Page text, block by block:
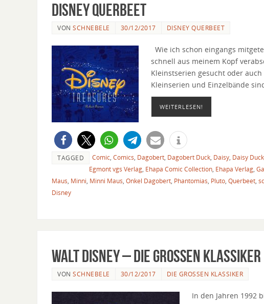
Disney Querbeet
VON SCHNEBELE 30/12/2017 DISNEY QUERBEET
Wie ich schon eingangs
schnell aus meinem Kopf
Kleinstserien gesucht oder
Kleinserien und Einzelbände
WEITERLESEN!
TAGGED Comic Comics Dagobert Dagobert Duck Daisy Daisy Duck
Egmont vgs Verlag Ehapa Comic Collection Ehapa Verlag
Maus Minni Minni Maus Onkel Dagobert Phantomias Pluto Querbeet
Disney
Walt Disney – Die großen Klassiker
VON SCHNEBELE 30/12/2017 DIE GROSSEN KLASSIKER
In den Jahren 1992